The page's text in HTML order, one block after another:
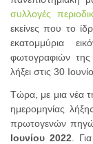
συλλογές
εκείνες που το
εκατομμύρια
φωτογραφιών της
λήξει στις 30
Τώρα, με μια νέα
ημερομηνίας
πρωτογενών
Ιουνίου 2022